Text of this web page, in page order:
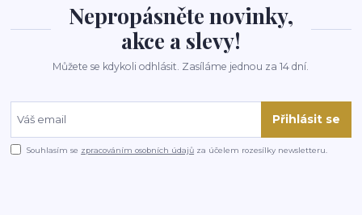
Nepropásněte novinky,
akce a slevy!
Můžete se kdykoli odhlásit. Zasíláme jednou za 14 dní.
Přihlásit se
Souhlasím se zpracováním osobních údajů za účelem rozesílky newsletteru.